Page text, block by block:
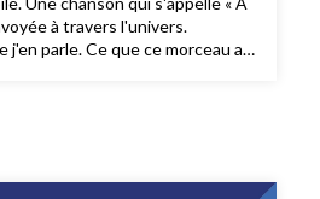
à travers l'univers.
j'en parle. Ce que ce morceau a